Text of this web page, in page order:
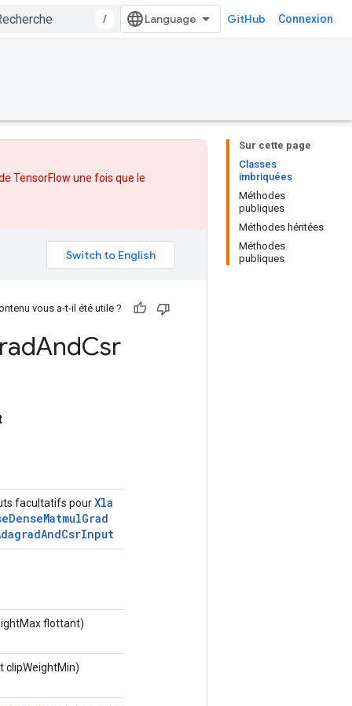
/ GitHub Connexion
Sur cette page
Classes
imbriquées
Méthodes
publiques
Méthodes héritées
Méthodes
publiques
TensorFlow une fois que le
vous a-t-il été utile ?
AndCsr
facultatifs pourXla
DenseMatmulGrad
AndCsrInput
flottant)
clipWeightMin)